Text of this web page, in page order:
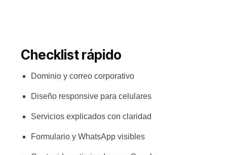
Checklist rápido
Dominio y correo corporativo
Diseño responsive para celulares
Servicios explicados con claridad
Formulario y WhatsApp visibles